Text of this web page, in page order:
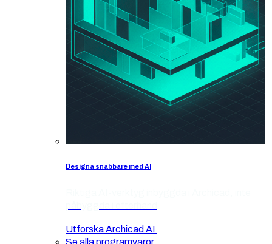
Designa snabbare med AI
Utforska Archicad AI
Se alla programvaror